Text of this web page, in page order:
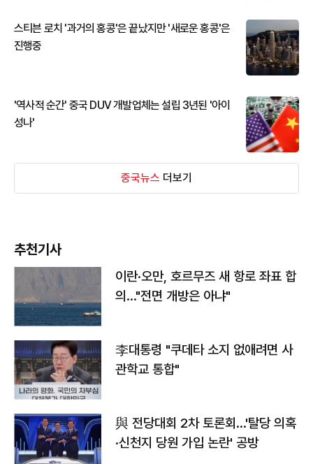
스티븐 로치 '과거의 홍콩'은 끝났지만 '새로운 홍콩'은
진행중
'역사적 순간' 중국 DUV 개발업체는 설립 3년된 '아이
성나'
중국뉴스 더보기
추천기사
이란·오만, 호르무즈 새 항로 좌표 합
의…"전면 개방은 아냐"
李대통령 "쿠데타 소지 없애려면 사
관학교 통합"
與 전당대회 2차 토론회…'탈당 의혹
·신천지 당원 가입 논란' 공방